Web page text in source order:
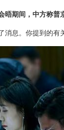
期间，中方称
息。你提到的有